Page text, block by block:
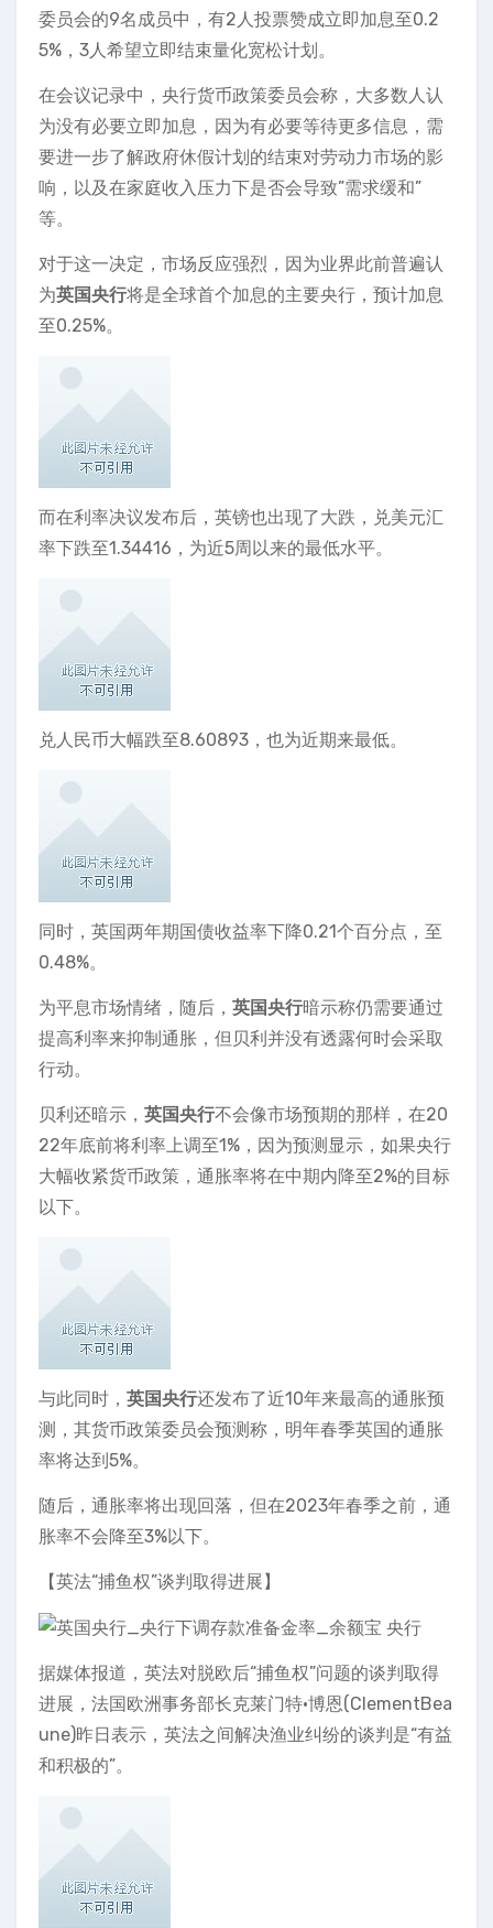
委员会的9名成员中，有2人投票赞成立即加息至0.2
5%，3人希望立即结束量化宽松计划。
在会议记录中，央行货币政策委员会称，大多数人认
为没有必要立即加息，因为有必要等待更多信息，需
要进一步了解政府休假计划的结束对劳动力市场的影
响，以及在家庭收入压力下是否会导致”需求缓和”
等。
对于这一决定，市场反应强烈，因为业界此前普遍认
为英国央行将是全球首个加息的主要央行，预计加息
至0.25%。
而在利率决议发布后，英镑也出现了大跌，兑美元汇
率下跌至1.34416，为近5周以来的最低水平。
兑人民币大幅跌至8.60893，也为近期来最低。
同时，英国两年期国债收益率下降0.21个百分点，至
0.48%。
为平息市场情绪，随后， 英国央行暗示称仍需要通过
提高利率来抑制通胀，但贝利并没有透露何时会采取
行动。
贝利还暗示， 英国央行不会像市场预期的那样，在20
22年底前将利率上调至1%，因为预测显示，如果央行
大幅收紧货币政策，通胀率将在中期内降至2%的目标
以下。
与此同时， 英国央行还发布了近10年来最高的通胀预
测，其货币政策委员会预测称，明年春季英国的通胀
率将达到5%。
随后，通胀率将出现回落，但在2023年春季之前，通
胀率不会降至3%以下。
【英法“捕鱼权”谈判取得进展】
据媒体报道，英法对脱欧后“捕鱼权”问题的谈判取得
进展，法国欧洲事务部长克莱门特·博恩(ClementBea
une)昨日表示，英法之间解决渔业纠纷的谈判是“有益
和积极的”。